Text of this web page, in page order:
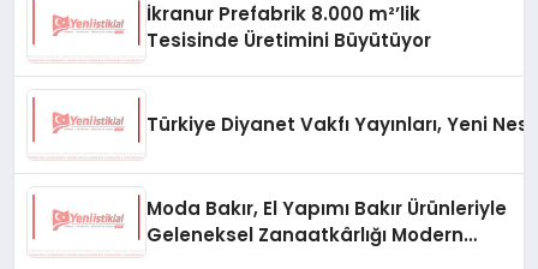
İkranur Prefabrik 8.000 m²’lik
Tesisinde Üretimini Büyütüyor
Türkiye Diyanet Vakfı Yayınları, Yeni
Moda Bakır, El Yapımı Bakır Ürünleriyle
Geleneksel Zanaatkârlığı Modern